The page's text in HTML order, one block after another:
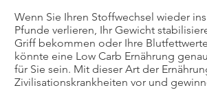
Wenn Sie Ihren Stoffwechsel wieder
Pfunde verlieren, Ihr Gewicht
Griff bekommen oder Ihre
könnte eine Low Carb Ernährung
für Sie sein. Mit dieser Art der
Zivilisationskrankheiten vor und